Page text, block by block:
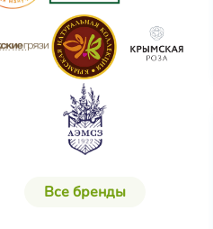
Все бренды